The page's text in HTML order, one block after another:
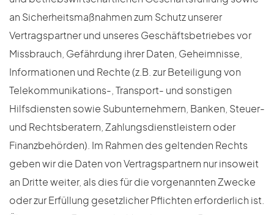
an Sicherheitsmaßnahmen zum Schutz unserer
Vertragspartner und unseres Geschäftsbetriebes vor
Missbrauch, Gefährdung ihrer Daten, Geheimnisse,
Informationen und Rechte (z.B. zur Beteiligung von
Telekommunikations-, Transport- und sonstigen
Hilfsdiensten sowie Subunternehmern, Banken, Steuer-
und Rechtsberatern, Zahlungsdienstleistern oder
Finanzbehörden). Im Rahmen des geltenden Rechts
geben wir die Daten von Vertragspartnern nur insoweit
an Dritte weiter, als dies für die vorgenannten Zwecke
oder zur Erfüllung gesetzlicher Pflichten erforderlich ist.